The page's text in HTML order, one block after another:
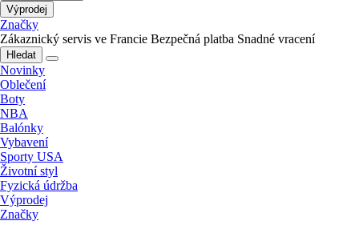
Výprodej
Značky
Zákaznický servis ve Francie Bezpečná platba Snadné vracení
Hledat
Novinky
Oblečení
Boty
NBA
Balónky
Vybavení
Sporty USA
Životní styl
Fyzická údržba
Výprodej
Značky